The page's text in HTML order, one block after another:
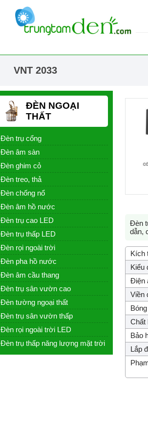
VNT 2033
Đèn
dẫn,
Kích
Kiểu
Điện
Viền
Chất
Bảo
Lắp
ĐÈN NGOẠI
THẤT
Đèn trụ cổng
Đèn âm sàn
Đèn ghim cỏ
Đèn treo, thả
Đèn chống nổ
Đèn âm hồ nước
Đèn trụ cao LED
Đèn trụ thấp LED
Đèn rọi ngoài trời
Đèn pha hồ nước
Đèn âm cầu thang
Đèn trụ sân vườn cao
Đèn tường ngoại thất
Đèn trụ sân vườn thấp
Đèn rọi ngoài trời LED
Đèn trụ thấp năng lượng mặt trời